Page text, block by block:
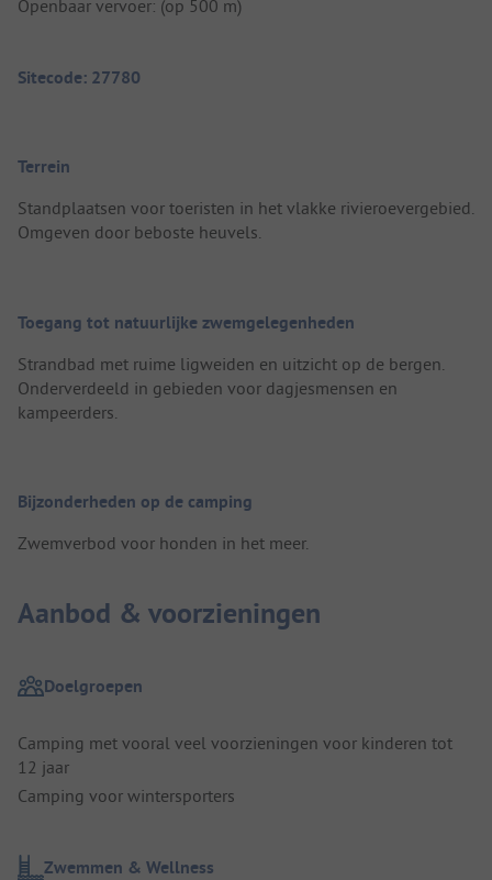
Openbaar vervoer: (op 500 m)
Sitecode: 27780
Terrein
Standplaatsen voor toeristen in het vlakke rivieroevergebied.
Omgeven door beboste heuvels.
Toegang tot natuurlijke zwemgelegenheden
Strandbad met ruime ligweiden en uitzicht op de bergen.
Onderverdeeld in gebieden voor dagjesmensen en
kampeerders.
Bijzonderheden op de camping
Zwemverbod voor honden in het meer.
Aanbod & voorzieningen
Doelgroepen
Camping met vooral veel voorzieningen voor kinderen tot
12 jaar
Camping voor wintersporters
Zwemmen & Wellness